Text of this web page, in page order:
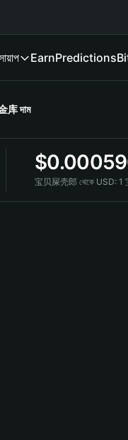
EarnPredictions
库দাম
$
宝贝屎壳郎 থেকে USD: 1